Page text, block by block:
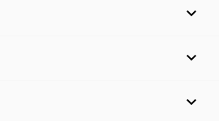


